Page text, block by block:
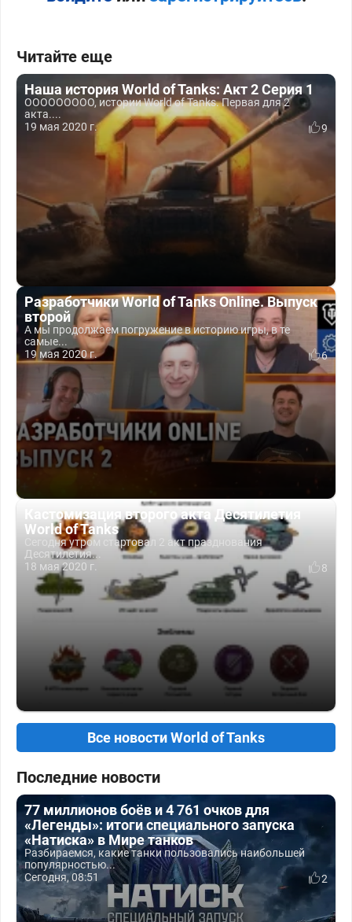
Читайте еще
Наша история World of Tanks: Акт 2 Серия 1
ООООООООО, истории World of Tanks. Первая для 2
акта....
19 мая 2020 г.
9
Разработчики World of Tanks Online. Выпуск
второй
А мы продолжаем погружение в историю игры, в те
самые...
19 мая 2020 г.
6
Кастомизация второго акта Десятилетия
World of Tanks
Сегодня утром стартовал 2 акт празднования
Десятилетия...
18 мая 2020 г.
8
Все новости World of Tanks
Последние новости
77 миллионов боёв и 4 761 очков для
«Легенды»: итоги специального запуска
«Натиска» в Мире танков
Разбираемся, какие танки пользовались наибольшей
популярностью...
Сегодня, 08:51
2